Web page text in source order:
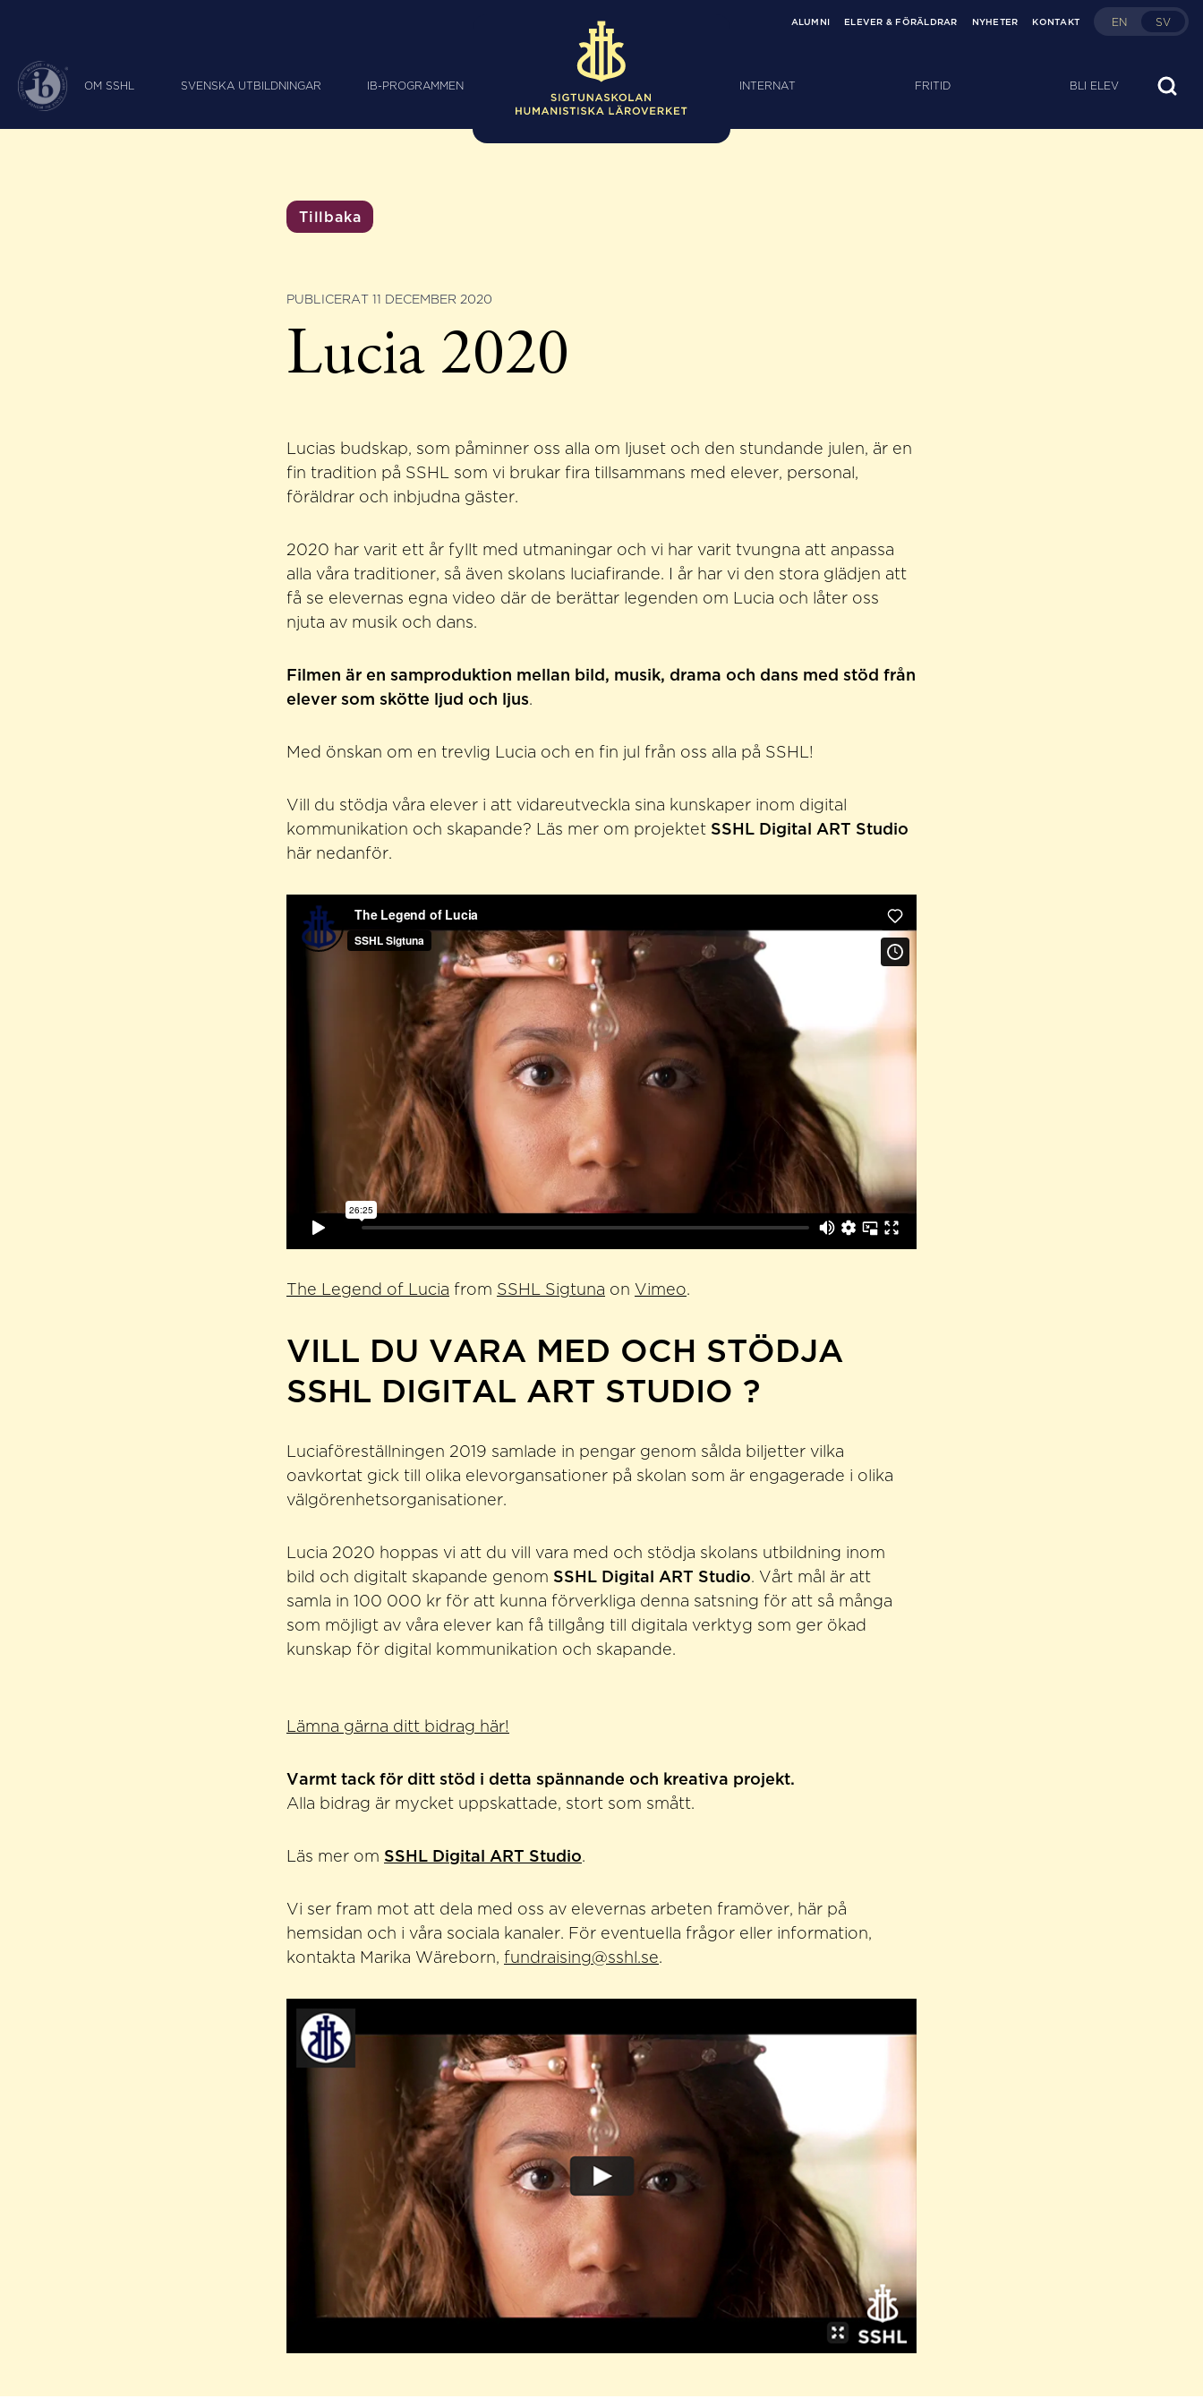
ALUMNI ELEVER & FÖRÄLDRAR NYHETER KONTAKT EN SV
OM SSHL SVENSKA UTBILDNINGAR IB-PROGRAMMEN INTERNAT FRITID BLI ELEV
Tillbaka
PUBLICERAT 11 DECEMBER 2020
Lucia 2020
Lucias budskap, som påminner oss alla om ljuset och den stundande julen, är en
fin tradition på SSHL som vi brukar fira tillsammans med elever, personal,
föräldrar och inbjudna gäster.
2020 har varit ett år fyllt med utmaningar och vi har varit tvungna att anpassa
alla våra traditioner, så även skolans luciafirande. I år har vi den stora glädjen att
få se elevernas egna video där de berättar legenden om Lucia och låter oss
njuta av musik och dans.
Filmen är en samproduktion mellan bild, musik, drama och dans med stöd från
elever som skötte ljud och ljus.
Med önskan om en trevlig Lucia och en fin jul från oss alla på SSHL!
Vill du stödja våra elever i att vidareutveckla sina kunskaper inom digital
kommunikation och skapande? Läs mer om projektet SSHL Digital ART Studio
här nedanför.
The Legend of Lucia from SSHL Sigtuna on Vimeo.
VILL DU VARA MED OCH STÖDJA
SSHL DIGITAL ART STUDIO ?
Luciaföreställningen 2019 samlade in pengar genom sålda biljetter vilka
oavkortat gick till olika elevorgansationer på skolan som är engagerade i olika
välgörenhetsorganisationer.
Lucia 2020 hoppas vi att du vill vara med och stödja skolans utbildning inom
bild och digitalt skapande genom SSHL Digital ART Studio. Vårt mål är att
samla in 100 000 kr för att kunna förverkliga denna satsning för att så många
som möjligt av våra elever kan få tillgång till digitala verktyg som ger ökad
kunskap för digital kommunikation och skapande.
Lämna gärna ditt bidrag här!
Varmt tack för ditt stöd i detta spännande och kreativa projekt.
Alla bidrag är mycket uppskattade, stort som smått.
Läs mer om SSHL Digital ART Studio.
Vi ser fram mot att dela med oss av elevernas arbeten framöver, här på
hemsidan och i våra sociala kanaler. För eventuella frågor eller information,
kontakta Marika Wäreborn, fundraising@sshl.se.